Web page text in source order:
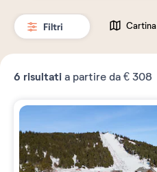
Filtri Cartina
6 risultati a partire da € 308